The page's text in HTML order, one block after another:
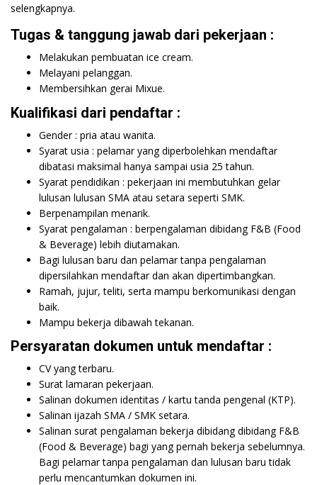
selengkapnya.
Tugas & tanggung jawab dari pekerjaan :
Melakukan pembuatan ice cream.
Melayani pelanggan.
Membersihkan gerai Mixue.
Kualifikasi dari pendaftar :
Gender : pria atau wanita.
Syarat usia : pelamar yang diperbolehkan mendaftar
dibatasi maksimal hanya sampai usia 25 tahun.
Syarat pendidikan : pekerjaan ini membutuhkan gelar
lulusan lulusan SMA atau setara seperti SMK.
Berpenampilan menarik.
Syarat pengalaman : berpengalaman dibidang F&B (Food
& Beverage) lebih diutamakan.
Bagi lulusan baru dan pelamar tanpa pengalaman
dipersilahkan mendaftar dan akan dipertimbangkan.
Ramah, jujur, teliti, serta mampu berkomunikasi dengan
baik.
Mampu bekerja dibawah tekanan.
Persyaratan dokumen untuk mendaftar :
CV yang terbaru.
Surat lamaran pekerjaan.
Salinan dokumen identitas / kartu tanda pengenal (KTP).
Salinan ijazah SMA / SMK setara.
Salinan surat pengalaman bekerja dibidang dibidang F&B
(Food & Beverage) bagi yang pernah bekerja sebelumnya.
Bagi pelamar tanpa pengalaman dan lulusan baru tidak
perlu mencantumkan dokumen ini.